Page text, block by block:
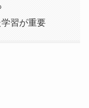
習が重要